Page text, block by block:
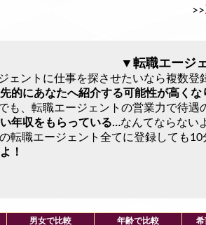
>>
▼転職エージ
ェントに仕事を探させたいなら複数登
的にあなたへ紹介する可能性が高くな
も、転職エージェントの営業力で待遇
年収をもらっている…なんてならない
転職エージェント全てに登録しても
！
男女で比較 年齢で比較 希